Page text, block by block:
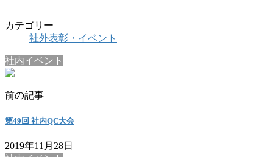
カテゴリー
社外表彰・イベント
社内イベント
前の記事
第49回 社内QC大会
2019年11月28日